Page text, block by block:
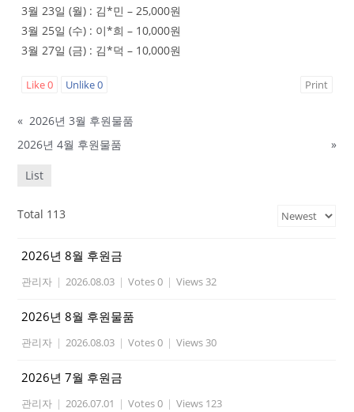
3월 23일 (월) : 김*민 – 25,000원
3월 25일 (수) : 이*희 – 10,000원
3월 27일 (금) : 김*덕 – 10,000원
Like0 Unlike0 Print
« 2026년 3월 후원물품
2026년 4월 후원물품
»
List
Total 113
2026년 8월 후원금
관리자 | 2026.08.03 | Votes 0 | Views 32
2026년 8월 후원물품
관리자 | 2026.08.03 | Votes 0 | Views 30
2026년 7월 후원금
관리자 | 2026.07.01 | Votes 0 | Views 123